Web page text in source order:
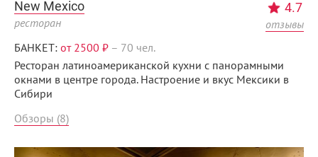
New Mexico
ресторан
4.7
отзывы
БАНКЕТ: от 2500 ₽ – 70 чел.
Ресторан латиноамериканской кухни с панорамными
окнами в центре города. Настроение и вкус Мексики в
Сибири
Обзоры (8)